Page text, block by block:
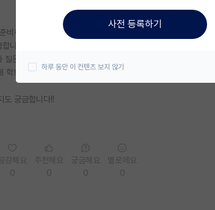
하고 있는 대학생입니다. 다름이 아니라 Direct Ph.D 준비
니다. 단순히 랭킹을 보고 비교하자니 뭔가 애매한 것 같고 좀
문 드립니다.
학회 paper 1저자 1편, SCIE 저널 paper 1저자 1편, 1 top-
궁금합니다!!
사전 등록하기
하루 동안 이 컨텐츠 보지 않기